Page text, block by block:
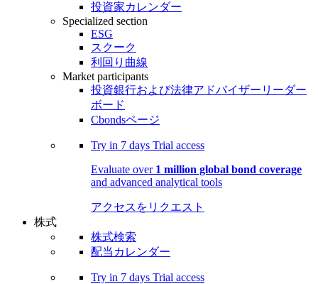
投資家カレンダー
Specialized section
ESG
スクーク
利回り曲線
Market participants
投資銀行および法律アドバイザーリーダー
ボード
Cbondsページ
Try in 7 days Trial access
Evaluate over 1 million global bond coverage
and advanced analytical tools
アクセスをリクエスト
株式
株式検索
配当カレンダー
Try in 7 days Trial access